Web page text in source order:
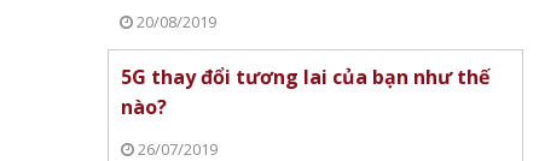
20/08/2019
5G thay đổi tương lai của bạn như thế
nào?
26/07/2019